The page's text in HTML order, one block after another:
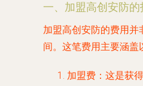
一、加盟高创安防
加盟高创安防的费用
间。这笔费用主要涵盖
加盟费 ：这是获